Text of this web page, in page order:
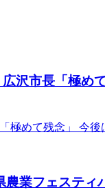
沢市長「極め
めて残念」 今後
業フェスティ